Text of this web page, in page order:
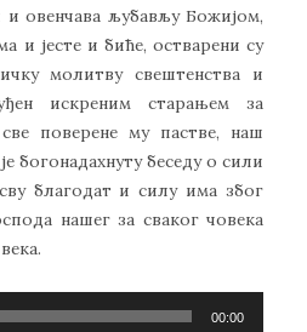
и овенчава љубављу Божијом,
и јесте и биће, остварени су
молитву свештенства и
искреним старањем за
поверене му пастве, наш
богонадахнуту беседу о сили
благодат и силу има због
нашег за сваког човека
00:00